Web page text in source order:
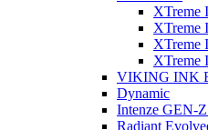
XTreme
XTreme
XTreme
XTreme
VIKING INK
Dynamic
Intenze GEN-
Radiant